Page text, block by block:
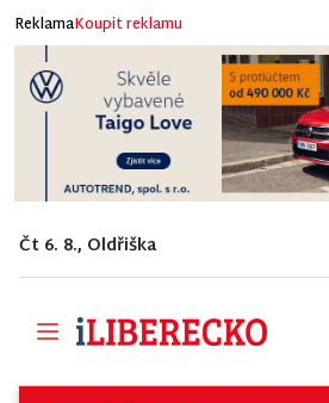
ReklamaKoupit reklamu
Čt 6. 8., Oldřiška